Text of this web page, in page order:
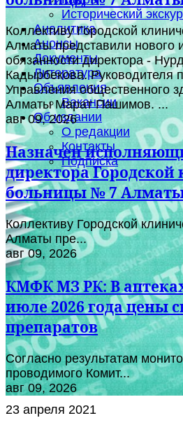
Исторический
Аналитика
Анонсы
Документы
Литература
Объявления
Вакансии
Об издании
О редакции
Контакты
Подписка
Коллективу Городской
Алматы представили нового
обязанности директора -
Кадырбекова. Руководителя
Управления общественного
Алматы Марат Пашимов. ...
авг 09, 2026
Назначен
директора
больницы № 7
Коллективу Городской
Алматы пре...
авг 09, 2026
КМФК МЗ РК: В
июле 2026 года цены
препаратов
Согласно результатам
проводимого Комит...
авг 09, 2026
23 апреля 2021